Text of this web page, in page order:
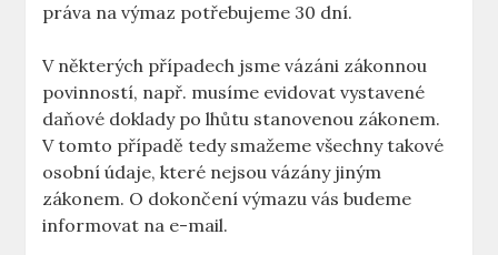
práva na výmaz potřebujeme 30 dní.
V některých případech jsme vázáni zákonnou
povinností, např. musíme evidovat vystavené
daňové doklady po lhůtu stanovenou zákonem.
V tomto případě tedy smažeme všechny takové
osobní údaje, které nejsou vázány jiným
zákonem. O dokončení výmazu vás budeme
informovat na e-mail.